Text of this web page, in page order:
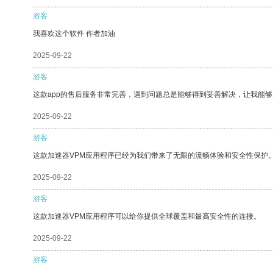
游客
我喜欢这个软件 作者加油
2025-09-22
游客
这款app的售后服务非常完善，遇到问题总是能够得到妥善解决，让我能够
2025-09-22
游客
这款加速器VPM应用程序已经为我们带来了无限的流畅体验和安全性保护。
2025-09-22
游客
这款加速器VPM应用程序可以给你提供全球覆盖和最高安全性的连接。
2025-09-22
游客